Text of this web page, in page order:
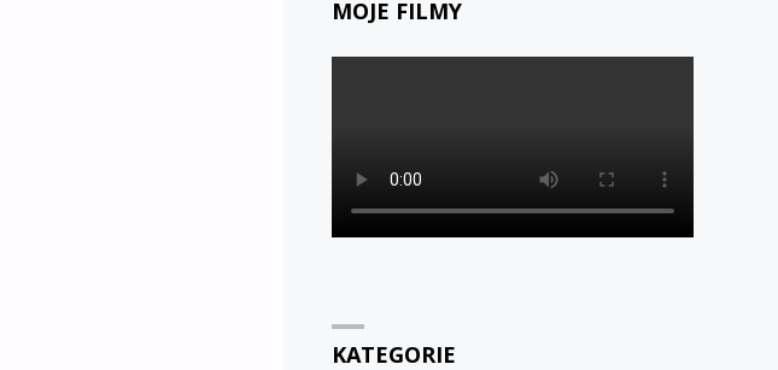
MOJE FILMY
KATEGORIE